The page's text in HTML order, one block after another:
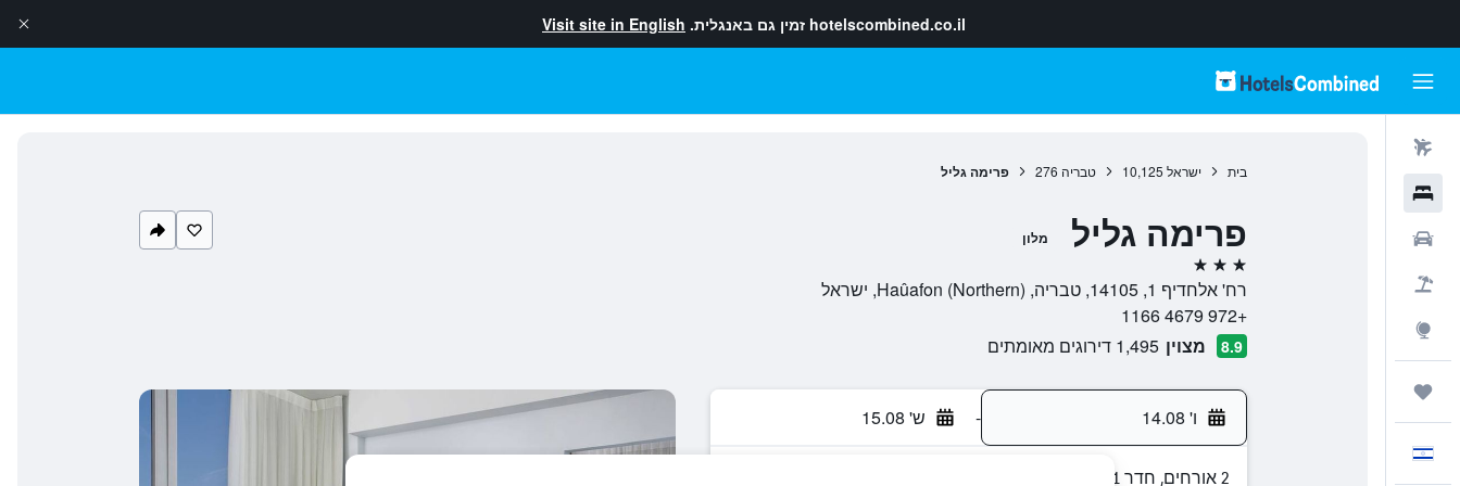
hotelscombined.co.il זמין גם באנגלית. Visit site in English
בית ישראל 10,125 טבריה 276 פרימה גליל
פרימה גליל מלון
3 כוכבים
רח' אלחדיף 1, 14105, טבריה, Haûafon (Northern), ישראל
+972 4679 1166
8.9 מצוין 1,495 דירוגים מאומתים
ו' 14.08 - ש' 15.08
2 אורחים, חדר 1